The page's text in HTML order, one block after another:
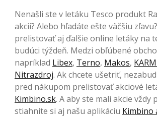
Nenašli ste v letáku Tesco produkt
akcii? Alebo hľadáte ešte väčšiu
prelistovať aj ďalšie online letáky na
budúci týždeň. Medzi obľúbené
napríklad Libex, Terno, Makos,
Nitrazdroj. Ak chcete ušetriť,
pred nákupom prelistovať akciové
Kimbino.sk. A aby ste mali akcie vždy
stiahnite si aj našu aplikáciu Kimbino